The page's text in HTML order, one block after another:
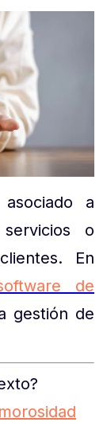
a
o
En
de
gestión de